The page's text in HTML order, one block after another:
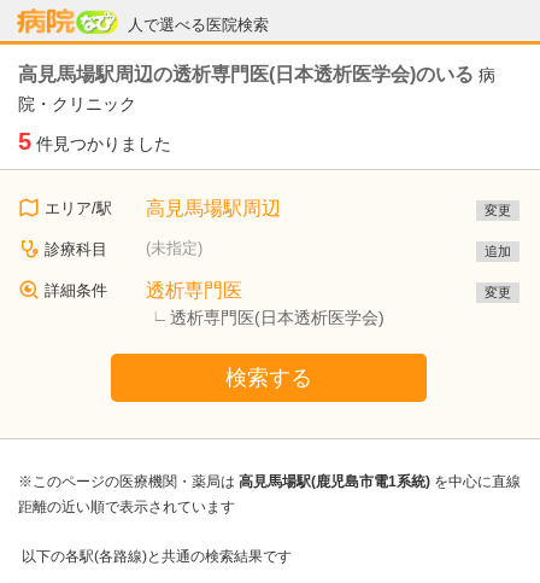
人で選べる医院検索
病院なび
高見馬場駅周辺の透析専門医(日本透析医学会)のいる 病
院・クリニック
5 件見つかりました
エリア/駅 高見馬場駅周辺 変更
診療科目 (未指定) 追加
詳細条件 透析専門医
透析専門医(日本透析医学会)
変更
検索する
※このページの医療機関・薬局は 高見馬場駅(鹿児島市電1系統) を中心に直線
距離の近い順で表示されています
以下の各駅(各路線)と共通の検索結果です